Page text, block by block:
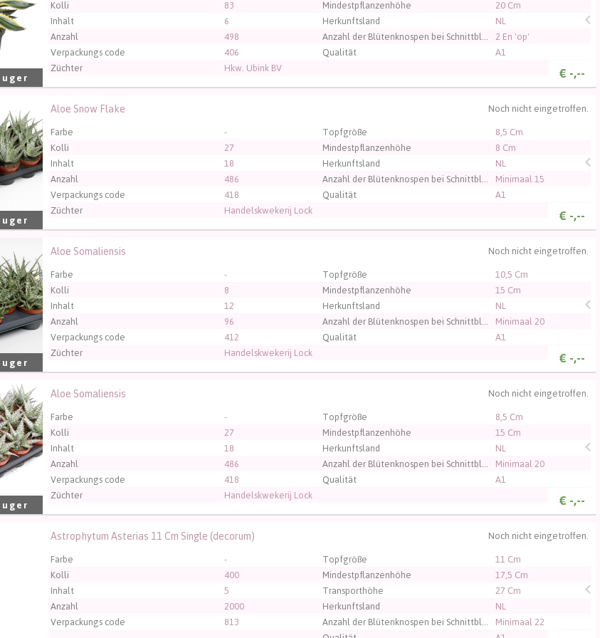
Kolli
83 Mindestpflanzenhöhe
20 Cm
Inhalt
6 Herkunftsland
NL
Anzahl
498
2 En 'op'
Verpackungs code
406 Qualität
A1
Züchter
Hkw. Ubink BV € -,--
Noch nicht eingetroffen.
Aloe Snow Flake
Farbe - Topfgröße
8,5 Cm
Kolli
27 Mindestpflanzenhöhe
8 Cm
Inhalt
18 Herkunftsland
NL
Anzahl
486
Minimaal 15
Verpackungs code
418 Qualität
A1
Züchter
Handelskwekerij Lock € -,--
sein, um kaufen zu können. Klicken Sie hier, um sich einzuloggen.
Noch nicht eingetroffen.
Aloe Somaliensis
Farbe - Topfgröße
10,5 Cm
Kolli
8 Mindestpflanzenhöhe
15 Cm
Inhalt
12 Herkunftsland
NL
Anzahl
96
Minimaal 20
Verpackungs code
412 Qualität
A1
Züchter
Handelskwekerij Lock € -,--
sein, um kaufen zu können. Klicken Sie hier, um sich einzuloggen.
Noch nicht eingetroffen.
Aloe Somaliensis
Farbe - Topfgröße
8,5 Cm
Kolli
27 Mindestpflanzenhöhe
15 Cm
Inhalt
18 Herkunftsland
NL
Anzahl
486
Minimaal 20
Verpackungs code
418 Qualität
A1
Züchter
Handelskwekerij Lock € -,--
sein, um kaufen zu können. Klicken Sie hier, um sich einzuloggen.
Noch nicht eingetroffen.
Astrophytum Asterias 11 Cm Single (decorum)
Farbe - Topfgröße
11 Cm
Kolli
400 Mindestpflanzenhöhe
17,5 Cm
Inhalt
5 Transporthöhe
27 Cm
Anzahl
2000 Herkunftsland
NL
Verpackungs code
813
Minimaal 22
11 Cm Single (decorum)
sein, um kaufen zu können. Klicken Sie hier, um sich einzuloggen.